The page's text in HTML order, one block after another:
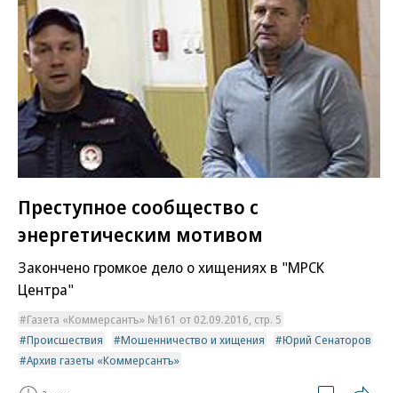
Преступное сообщество с
энергетическим мотивом
Закончено громкое дело о хищениях в "МРСК
Центра"
Газета «Коммерсантъ» №161 от 02.09.2016, стр. 5
Происшествия
Мошенничество и хищения
Юрий Сенаторов
Архив газеты «Коммерсантъ»